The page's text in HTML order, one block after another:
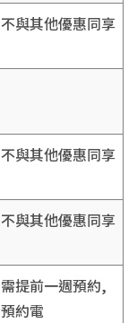
不與其他優惠同享
不與其他優惠同享
不與其他優惠同享
需提前一週預約,
預約電